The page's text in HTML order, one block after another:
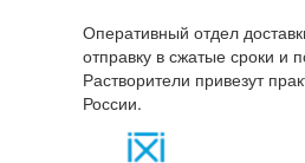
Оперативный отдел
отправку в сжатые сроки и
Растворители привезут
России.